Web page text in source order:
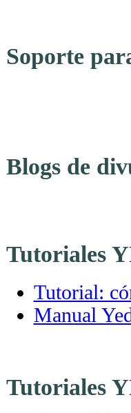
Soporte
Blogs de
Tutoriales
Tutorial:
Manual
Tutoriales